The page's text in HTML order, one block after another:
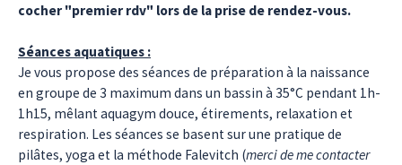
cocher "premier rdv" lors de la prise de rendez-vous.
Séances aquatiques :
Je vous propose des séances de préparation à la naissance
en groupe de 3 maximum dans un bassin à 35°C pendant 1h-
1h15, mêlant aquagym douce, étirements, relaxation et
respiration. Les séances se basent sur une pratique de
pilâtes, yoga et la méthode Falevitch (merci de me contacter